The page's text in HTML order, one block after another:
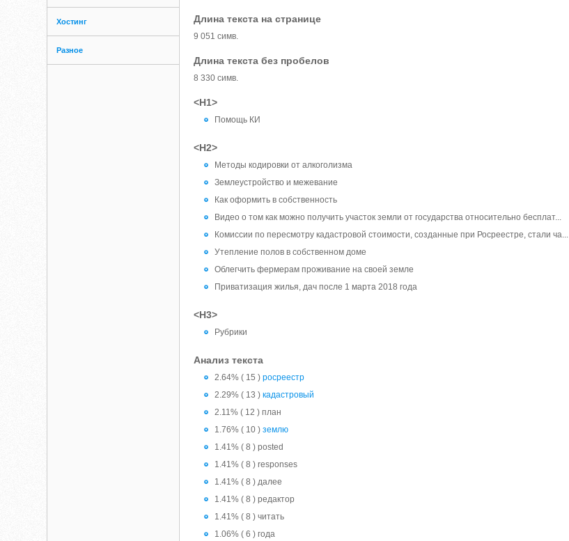
Хостинг
Разное
Длина текста на странице
9 051 симв.
Длина текста без пробелов
8 330 симв.
<H1>
Помощь КИ
<H2>
Методы кодировки от алкоголизма
Землеустройство и межевание
Как оформить в собственность
Видео о том как можно получить участок земли от государства относительно бесплат...
Комиссии по пересмотру кадастровой стоимости, созданные при Росреестре, стали ча...
Утепление полов в собственном доме
Облегчить фермерам проживание на своей земле
Приватизация жилья, дач после 1 марта 2018 года
<H3>
Рубрики
Анализ текста
2.64% ( 15 )росреестр
2.29% ( 13 )кадастровый
2.11% ( 12 ) план
1.76% ( 10 )землю
1.41% ( 8 ) posted
1.41% ( 8 ) responses
1.41% ( 8 ) далее
1.41% ( 8 ) редактор
1.41% ( 8 ) читать
1.06% ( 6 ) года